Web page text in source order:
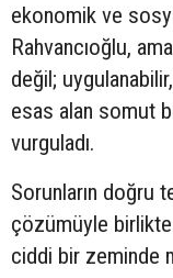
ekonomik ve
Rahvancıoğlu,
değil;
esas alan somut
vurguladı.
Sorunların doğru
çözümüyle
ciddi bir zeminde